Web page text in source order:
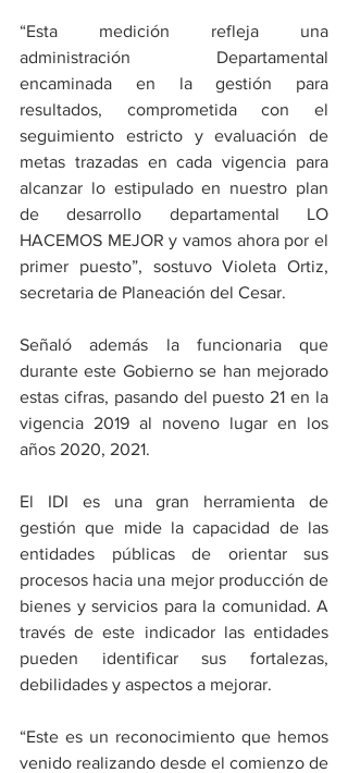
“Esta medición refleja una
administración Departamental
encaminada en la gestión para
resultados, comprometida con el
seguimiento estricto y evaluación de
metas trazadas en cada vigencia para
alcanzar lo estipulado en nuestro plan
de desarrollo departamental LO
HACEMOS MEJOR y vamos ahora por el
primer puesto”, sostuvo Violeta Ortiz,
secretaria de Planeación del Cesar.
Señaló además la funcionaria que
durante este Gobierno se han mejorado
estas cifras, pasando del puesto 21 en la
vigencia 2019 al noveno lugar en los
años 2020, 2021.
El IDI es una gran herramienta de
gestión que mide la capacidad de las
entidades públicas de orientar sus
procesos hacia una mejor producción de
bienes y servicios para la comunidad. A
través de este indicador las entidades
pueden identificar sus fortalezas,
debilidades y aspectos a mejorar.
“Este es un reconocimiento que hemos
venido realizando desde el comienzo de